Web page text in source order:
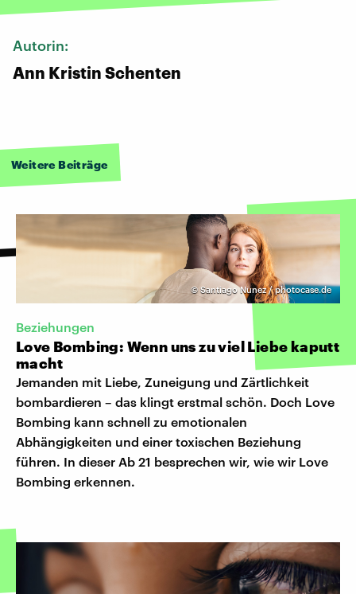
Autorin:
Ann Kristin Schenten
Weitere Beiträge
© Santiago Nunez / photocase.de
Beziehungen
Love Bombing: Wenn uns zu viel Liebe kaputt
macht
Jemanden mit Liebe, Zuneigung und Zärtlichkeit
bombardieren – das klingt erstmal schön. Doch Love
Bombing kann schnell zu emotionalen
Abhängigkeiten und einer toxischen Beziehung
führen. In dieser Ab 21 besprechen wir, wie wir Love
Bombing erkennen.